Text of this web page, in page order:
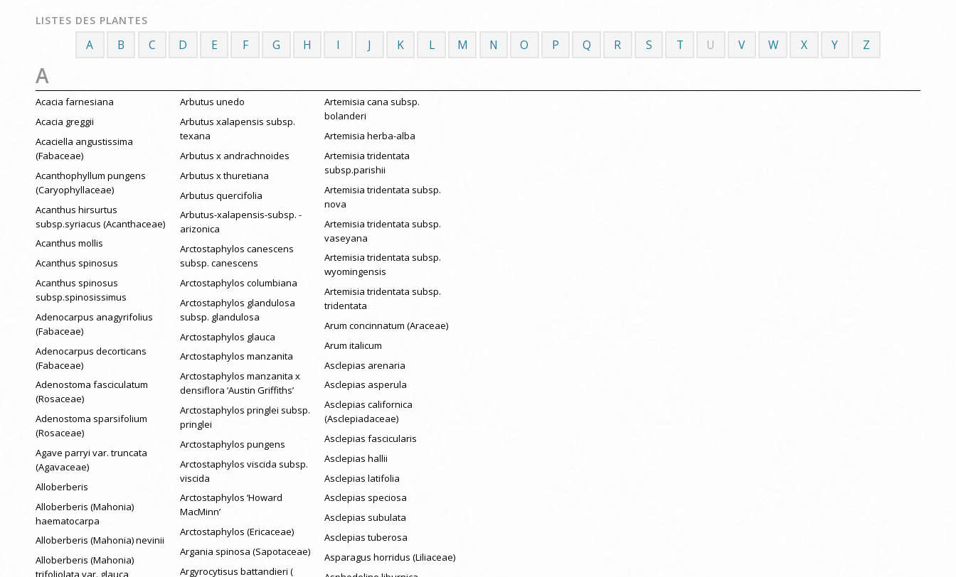
LISTES DES PLANTES
A B C D E F G H I J K L M N O P Q R S T U V W X Y Z
A
Acacia farnesiana
Acacia greggii
Acaciella angustissima
(Fabaceae)
Acanthophyllum pungens
(Caryophyllaceae)
Acanthus hirsurtus
subsp.syriacus (Acanthaceae)
Acanthus mollis
Acanthus spinosus
Acanthus spinosus
subsp.spinosissimus
Adenocarpus anagyrifolius
(Fabaceae)
Adenocarpus decorticans
(Fabaceae)
Adenostoma fasciculatum
(Rosaceae)
Adenostoma sparsifolium
(Rosaceae)
Agave parryi var. truncata
(Agavaceae)
Alloberberis
Alloberberis (Mahonia)
haematocarpa
Alloberberis (Mahonia) nevinii
Alloberberis (Mahonia)
trifoliolata var. glauca
Arbutus unedo
Arbutus xalapensis subsp.
texana
Arbutus x andrachnoides
Arbutus x thuretiana
Arbutus quercifolia
Arbutus-xalapensis-subsp. -
arizonica
Arctostaphylos canescens
subsp. canescens
Arctostaphylos columbiana
Arctostaphylos glandulosa
subsp. glandulosa
Arctostaphylos glauca
Arctostaphylos manzanita
Arctostaphylos manzanita x
densiflora ‘Austin Griffiths’
Arctostaphylos pringlei subsp.
pringlei
Arctostaphylos pungens
Arctostaphylos viscida subsp.
viscida
Arctostaphylos ‘Howard
MacMinn’
Arctostaphylos (Ericaceae)
Argania spinosa (Sapotaceae)
Argyrocytisus battandieri (
Artemisia cana subsp.
bolanderi
Artemisia herba-alba
Artemisia tridentata
subsp.parishii
Artemisia tridentata subsp.
nova
Artemisia tridentata subsp.
vaseyana
Artemisia tridentata subsp.
wyomingensis
Artemisia tridentata subsp.
tridentata
Arum concinnatum (Araceae)
Arum italicum
Asclepias arenaria
Asclepias asperula
Asclepias californica
(Asclepiadaceae)
Asclepias fascicularis
Asclepias hallii
Asclepias latifolia
Asclepias speciosa
Asclepias subulata
Asclepias tuberosa
Asparagus horridus (Liliaceae)